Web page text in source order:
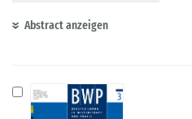
Abstract anzeigen